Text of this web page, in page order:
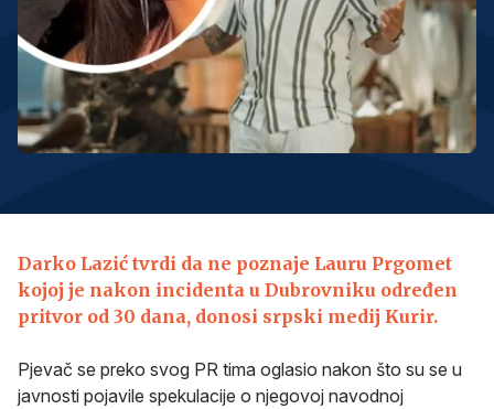
Darko Lazić tvrdi da ne poznaje Lauru Prgomet
kojoj je nakon incidenta u Dubrovniku određen
pritvor od 30 dana, donosi srpski medij Kurir.
Pjevač se preko svog PR tima oglasio nakon što su se u
javnosti pojavile spekulacije o njegovoj navodnoj